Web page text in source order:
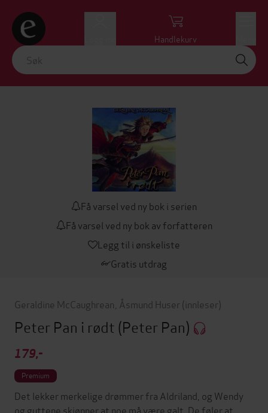
Handlekurv
Få varsel ved ny bok i serien
Få varsel ved ny bok av forfatteren
Legg til i ønskeliste
Gratis utdrag
Geraldine McCaughrean Åsmund Huser (innleser)
Peter Pan i rødt (Peter Pan)
179,-
Premium
Det lekker merkelige drømmer fra Aldriland, og Wendy
og guttene skjønner at noe må være galt. De føler at